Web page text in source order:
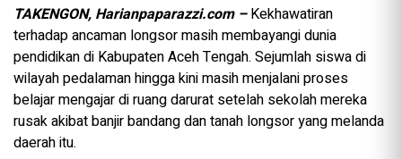
TAKENGON, Harianpaparazzi.com –Kekhawatiran
terhadap ancaman longsor masih membayangi dunia
pendidikan di Kabupaten Aceh Tengah. Sejumlah siswa di
wilayah pedalaman hingga kini masih menjalani proses
belajar mengajar di ruang darurat setelah sekolah mereka
rusak akibat banjir bandang dan tanah longsor yang melanda
daerah itu.